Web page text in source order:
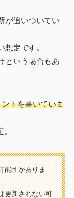
が追いついてい
定です。
という場合もあ
トを書いていま
能性がありま
更新されない可